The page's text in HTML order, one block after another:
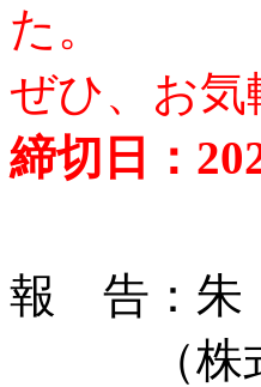
た。
ぜひ、お
締切日：
報 告：
（株式会